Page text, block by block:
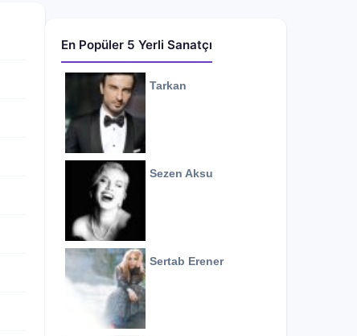
En Popüler 5 Yerli Sanatçı
Tarkan
Sezen Aksu
Sertab Erener